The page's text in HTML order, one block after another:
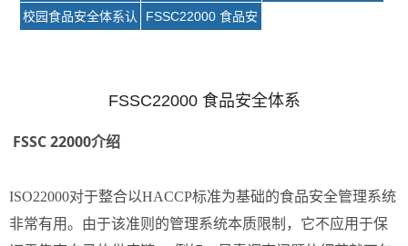
理体系规范
校园食品安全体系认
FSSC22000 食品安
FSSC22000 食品安全体系
FSSC 22000介绍
ISO22000对于整合以HACCP标准为基础的食品安全管理系统
非常有用。由于该准则的管理系统本质限制，它不应用于保